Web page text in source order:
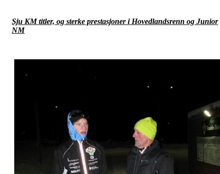
Sju KM titler, og sterke prestasjoner i Hovedlandsrenn og Junior
NM